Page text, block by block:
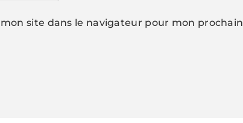
site dans le navigateur pour mon prochain